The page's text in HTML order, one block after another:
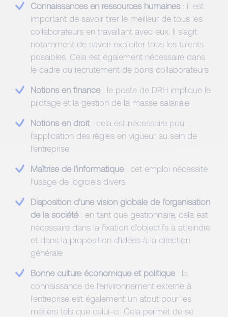
Connaissances en ressources humaines : il est
important de savoir tirer le meilleur de tous les
collaborateurs en travaillant avec eux. Il s’agit
notamment de savoir exploiter tous les talents
possibles. Cela est également nécessaire dans
le cadre du recrutement de bons collaborateurs
Notions en finance : le poste de DRH implique le
pilotage et la gestion de la masse salariale
Notions en droit: cela est nécessaire pour
l’application des règles en vigueur au sein de
l’entreprise
Maîtrise de l’informatique : cet emploi nécessite
l’usage de logiciels divers.
Disposition d’une vision globale de l’organisation
de la société : en tant que gestionnaire, cela est
nécessaire dans la fixation d’objectifs à atteindre
et dans la proposition d’idées à la direction
générale
Bonne culture économique et politique : la
connaissance de l’environnement externe à
l’entreprise est également un atout pour les
métiers tels que celui-ci. Cela permet de se